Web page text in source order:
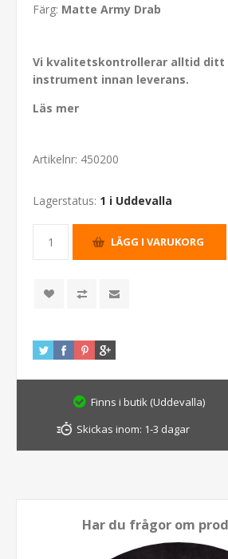
Färg: Matte Army Drab
Vi kvalitetskontrollerar alltid ditt
instrument innan leverans.
Läs mer
Artikelnr: 450200
Lagerstatus: 1 i Uddevalla
Finns i butik (Uddevalla)
Skickas inom: 1-3 dagar
Har du frågor om